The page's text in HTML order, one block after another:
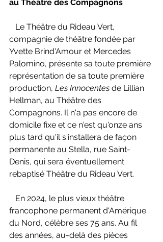
au Théâtre des Compagnons
compagnie de théâtre fondée par
Yvette Brind'Amour et Mercedes
Palomino, présente sa toute première
représentation de sa toute première
production, Les Innocentes de Lillian
Hellman, au Théâtre des
Compagnons. Il n'a pas encore de
domicile fixe et ce n'est qu'onze ans
plus tard qu'il s'installera de façon
permanente au Stella, rue Saint-
Denis, qui sera éventuellement
rebaptisé Théâtre du Rideau Vert.
francophone permanent d'Amérique
du Nord, célèbre ses 75 ans. Au fil
des années, au-delà des pièces